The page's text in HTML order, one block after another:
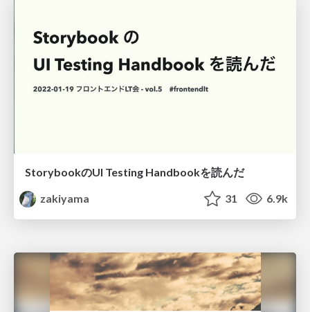
StorybookのUI Testing Handbookを読んだ
zakiyama
31 6.9k